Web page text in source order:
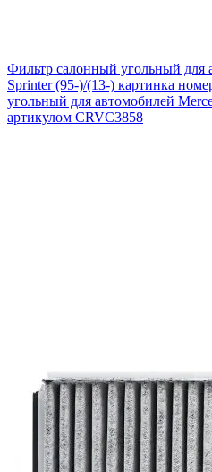
Фильтр салонный угольный для
Sprinter (95-)/(13-) картинка
угольный для автомобилей
артикулом CRVC3858